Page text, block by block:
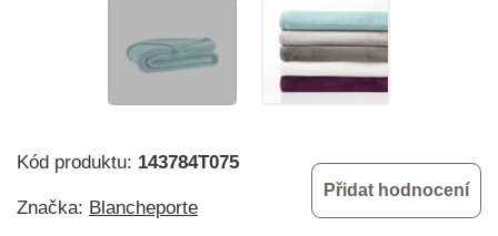
Kód produktu: 143784T075
Značka: Blancheporte
Přidat hodnocení